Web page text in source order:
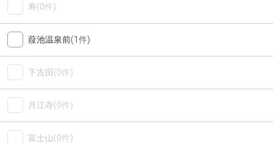
寿(0件)
葭池温泉前(1件)
下吉田 (0件)
月江寺(0件)
富士山(0件)